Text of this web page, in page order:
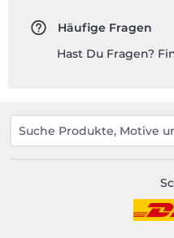
Häufige Fragen
Hast Du Fragen?